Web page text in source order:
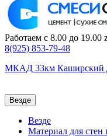
Работаем с 8.00 до 19.00
8(925) 853-79-48
МКАД 33км Каширский
Везде
Везде
Материал для стен